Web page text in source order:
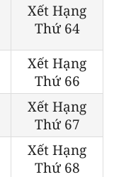
Xết Hạng
Thứ 64
Xết Hạng
Thứ 66
Xết Hạng
Thứ 67
Xết Hạng
Thứ 68